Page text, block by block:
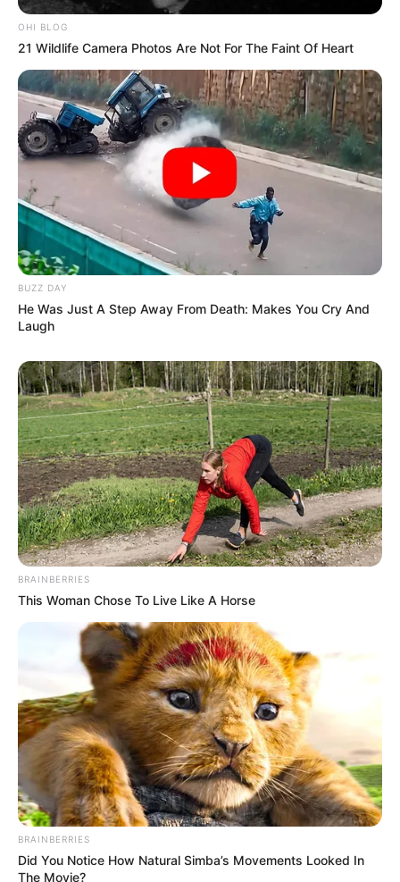
OHI BLOG
21 Wildlife Camera Photos Are Not For The Faint Of Heart
BUZZ DAY
He Was Just A Step Away From Death: Makes You Cry And
Laugh
BRAINBERRIES
This Woman Chose To Live Like A Horse
BRAINBERRIES
Did You Notice How Natural Simba’s Movements Looked In
The Movie?